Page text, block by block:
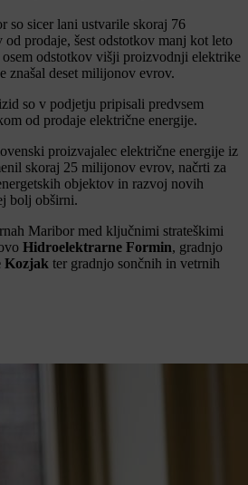
so sicer lani ustvarile skoraj 76
prodaje, šest odstotkov manj kot leto
odstotkov višji proizvodnji elektrike
znašal deset milijonov evrov.
so v podjetju pripisali predvsem
od prodaje električne energije.
proizvajalec električne energije iz
skoraj 25 milijonov evrov, načrti za
objektov in razvoj novih
bolj obširni.
Maribor med ključnimi strateškimi
Hidroelektrarne Formin, gradnjo
Kozjak ter gradnjo sončnih in vetrnih